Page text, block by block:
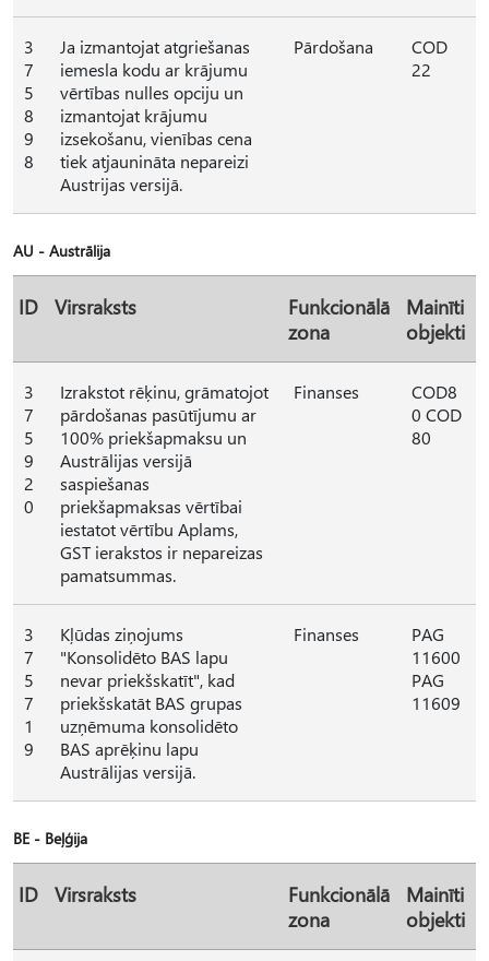
3
7
5
8
9
8
Ja izmantojat atgriešanas
iemesla kodu ar krājumu
vērtības nulles opciju un
izmantojat krājumu
izsekošanu, vienības cena
tiek atjaunināta nepareizi
Austrijas versijā.
Pārdošana
COD
22
AU - Austrālija
ID Virsraksts
Funkcionālā
zona
Mainīti
objekti
3
7
5
9
2
0
Izrakstot rēķinu, grāmatojot
pārdošanas pasūtījumu ar
100% priekšapmaksu un
Austrālijas versijā
saspiešanas
priekšapmaksas vērtībai
iestatot vērtību Aplams,
GST ierakstos ir nepareizas
pamatsummas.
Finanses
COD8
0 COD
80
3
7
5
7
1
9
Kļūdas ziņojums
"Konsolidēto BAS lapu
nevar priekšskatīt", kad
priekšskatāt BAS grupas
uzņēmuma konsolidēto
BAS aprēķinu lapu
Austrālijas versijā.
Finanses
PAG
11600
PAG
11609
BE - Beļģija
ID Virsraksts
Funkcionālā
zona
Mainīti
objekti